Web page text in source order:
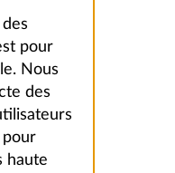
pour
Nous
des
pour
haute